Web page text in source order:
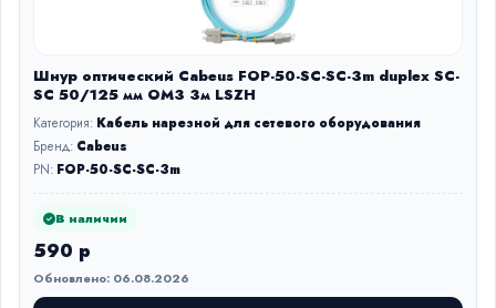
Шнур оптический Cabeus FOP-50-SC-SC-3m duplex SC-
SC 50/125 мм OM3 3м LSZH
Категория: Кабель нарезной для сетевого оборудования
Бренд: Cabeus
PN: FOP-50-SC-SC-3m
В наличии
590 р
Обновлено: 06.08.2026